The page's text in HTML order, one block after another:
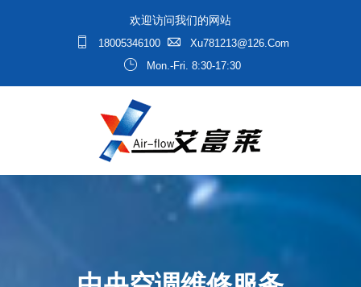
欢迎访问我们的网站
18005346100
Xu781213@126.com
Mon.-Fri. 8:30-17:30